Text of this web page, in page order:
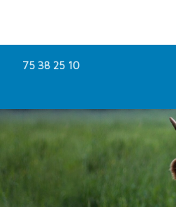
75 38 25 10